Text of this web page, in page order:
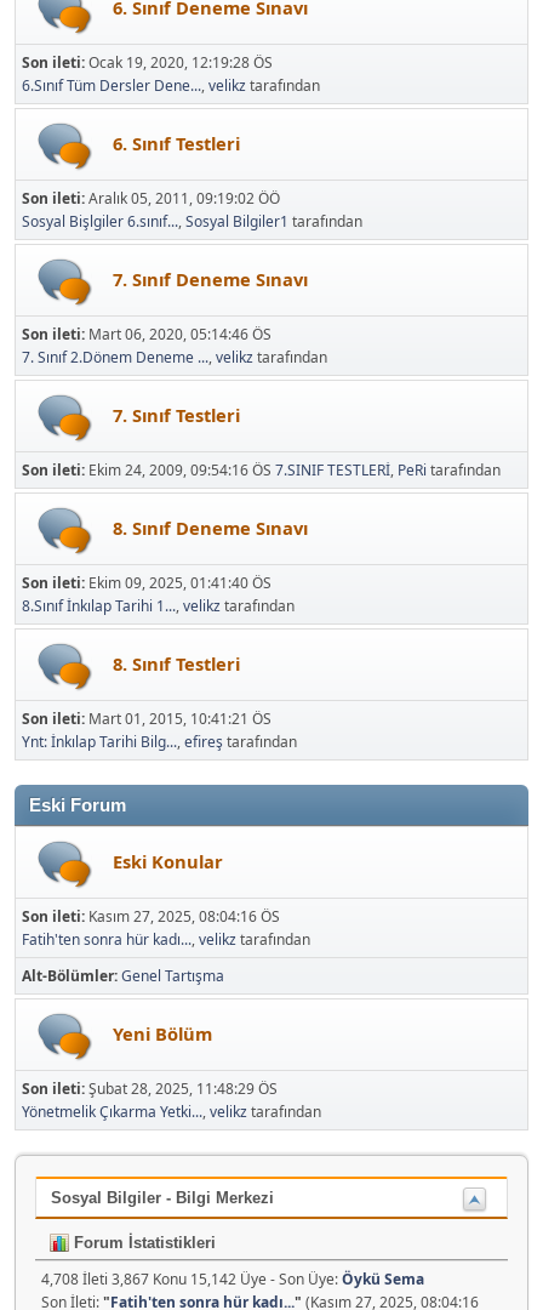
6. Sınıf Deneme Sınavı
Son ileti:Ocak 19, 2020, 12:19:28 ÖS
6.Sınıf Tüm Dersler Dene...,velikztarafından
6. Sınıf Testleri
Son ileti:Aralık 05, 2011, 09:19:02 ÖÖ
Sosyal Bişlgiler 6.sınıf...,Sosyal Bilgiler1 tarafından
7. Sınıf Deneme Sınavı
Son ileti: Mart 06, 2020, 05:14:46 ÖS
7. Sınıf 2.Dönem Deneme ...,velikztarafından
7. Sınıf Testleri
Son ileti: Ekim 24, 2009, 09:54:16 ÖS 7.SINIF TESTLERİ, PeRi tarafından
8. Sınıf Deneme Sınavı
Son ileti: Ekim 09, 2025, 01:41:40 ÖS
8.Sınıf İnkılap Tarihi 1...,velikztarafından
8. Sınıf Testleri
Son ileti: Mart 01, 2015, 10:41:21 ÖS
Ynt: İnkılap Tarihi Bilg...,efireş tarafından
Eski Forum
Eski Konular
Son ileti: Kasım 27, 2025, 08:04:16 ÖS
Fatih'ten sonra hür kadı...,velikztarafından
Alt-Bölümler Genel Tartışma
Yeni Bölüm
Son ileti:Şubat 28, 2025, 11:48:29 ÖS
Yönetmelik Çıkarma Yetki...,velikztarafından
Sosyal Bilgiler - Bilgi Merkezi
Forum İstatistikleri
4,708 İleti 3,867 Konu 15,142 Üye - Son Üye:Öykü Sema
Son İleti:"Fatih'ten sonra hür kadı..." (Kasım 27, 2025, 08:04:16